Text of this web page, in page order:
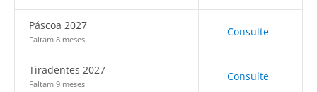
Páscoa 2027
Faltam 8 meses
Consulte
Tiradentes 2027
Faltam 9 meses
Consulte